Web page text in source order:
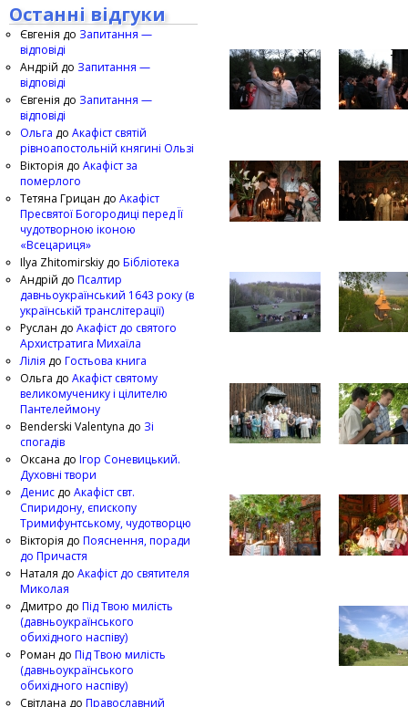
Останні відгуки
Євгенія до Запитання —
відповіді
Андрій до Запитання —
відповіді
Євгенія до Запитання —
відповіді
Ольга до Акафіст святій
рівноапостольній княгині Ользі
Вікторія до Акафіст за
померлого
Тетяна Грицан до Акафіст
Пресвятої Богородиці перед Її
чудотворною іконою
«Всецариця»
Ilya Zhitomirskiy до Бібліотека
Андрій до Псалтир
давньоукраїнський 1643 року (в
українській транслітерації)
Руслан до Акафіст до святого
Архистратига Михаїла
Лілія до Гостьова книга
Ольга до Акафіст святому
великомученику і цілителю
Пантелеймону
Benderski Valentyna до Зі
спогадів
Оксана до Ігор Соневицький.
Духовні твори
Денис до Акафіст свт.
Спиридону, єпископу
Тримифунтському, чудотворцю
Вікторія до Пояснення, поради
до Причастя
Наталя до Акафіст до святителя
Миколая
Дмитро до Під Твою милість
(давньоукраїнського
обихідного наспіву)
Роман до Під Твою милість
(давньоукраїнського
обихідного наспіву)
Світлана до Православний